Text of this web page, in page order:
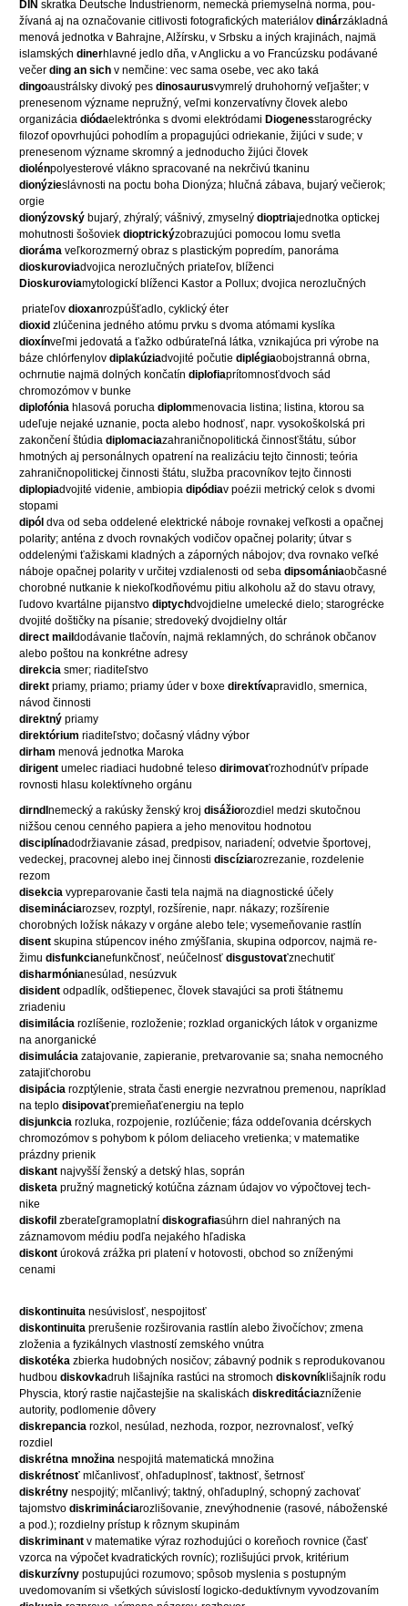
DIN skratka Deutsche Industrienorm, nemecká priemyselná norma, pou-
žívaná aj na označovanie citlivosti fotografických materiálov dinárzákladná
menová jednotka v Bahrajne, Alžírsku, v Srbsku a iných krajinách, najmä
islamských dinerhlavné jedlo dňa, v Anglicku a vo Francúzsku podávané
večer ding an sich v nemčine: vec sama osebe, vec ako taká
dingoaustrálsky divoký pes dinosaurusvymrelý druhohorný veľjašter; v
prenesenom význame nepružný, veľmi konzervatívny človek alebo
organizácia diódaelektrónka s dvomi elektródami Diogenesstarogrécky
filozof opovrhujúci pohodlím a propagujúci odriekanie, žijúci v sude; v
prenesenom význame skromný a jednoducho žijúci človek
diolénpolyesterové vlákno spracované na nekrčivú tkaninu
dionýzieslávnosti na poctu boha Dionýza; hlučná zábava, bujarý večierok;
orgie
dionýzovský bujarý, zhýralý; vášnivý, zmyselný dioptriajednotka optickej
mohutnosti šošoviek dioptrickýzobrazujúci pomocou lomu svetla
dioráma veľkorozmerný obraz s plastickým popredím, panoráma
dioskuroviadvojica nerozlučných priateľov, blíženci
Dioskuroviamytologickí blíženci Kastor a Pollux; dvojica nerozlučných
priateľov dioxanrozpúšťadlo, cyklický éter
dioxid zlúčenina jedného atómu prvku s dvoma atómami kyslíka
dioxínveľmi jedovatá a ťažko odbúrateľná látka, vznikajúca pri výrobe na
báze chlórfenylov diplakúziadvojité počutie diplégiaobojstranná obrna,
ochrnutie najmä dolných končatín diplofiaprítomnosťdvoch sád
chromozómov v bunke
diplofónia hlasová porucha diplommenovacia listina; listina, ktorou sa
udeľuje nejaké uznanie, pocta alebo hodnosť, napr. vysokoškolská pri
zakončení štúdia diplomaciazahraničnopolitická činnosťštátu, súbor
hmotných aj personálnych opatrení na realizáciu tejto činnosti; teória
zahraničnopolitickej činnosti štátu, služba pracovníkov tejto činnosti
diplopiadvojité videnie, ambiopia dipódiav poézii metrický celok s dvomi
stopami
dipól dva od seba oddelené elektrické náboje rovnakej veľkosti a opačnej
polarity; anténa z dvoch rovnakých vodičov opačnej polarity; útvar s
oddelenými ťažiskami kladných a záporných nábojov; dva rovnako veľké
náboje opačnej polarity v určitej vzdialenosti od seba dipsomániaobčasné
chorobné nutkanie k niekoľkodňovému pitiu alkoholu až do stavu otravy,
ľudovo kvartálne pijanstvo diptychdvojdielne umelecké dielo; starogrécke
dvojité doštičky na písanie; stredoveký dvojdielny oltár
direct mail dodávanie tlačovín, najmä reklamných, do schránok občanov
alebo poštou na konkrétne adresy
direkcia smer; riaditeľstvo
direkt priamy, priamo; priamy úder v boxe direktívapravidlo, smernica,
návod činnosti
direktný priamy
direktórium riaditeľstvo; dočasný vládny výbor
dirham menová jednotka Maroka
dirigent umelec riadiaci hudobné teleso dirimovaťrozhodnúťv prípade
rovnosti hlasu kolektívneho orgánu
dirndl nemecký a rakúsky ženský kroj disážiorozdiel medzi skutočnou
nižšou cenou cenného papiera a jeho menovitou hodnotou
disciplínadodržiavanie zásad, predpisov, nariadení; odvetvie športovej,
vedeckej, pracovnej alebo inej činnosti discíziarozrezanie, rozdelenie
rezom
disekcia vypreparovanie časti tela najmä na diagnostické účely
disemináciarozsev, rozptyl, rozšírenie, napr. nákazy; rozšírenie
chorobných ložísk nákazy v orgáne alebo tele; vysemeňovanie rastlín
disent skupina stúpencov iného zmýšľania, skupina odporcov, najmä re-
žimu disfunkcianefunkčnosť, neúčelnosť disgustovaťznechutiť
disharmónianesúlad, nesúzvuk
disident odpadlík, odštiepenec, človek stavajúci sa proti štátnemu
zriadeniu
disimilácia rozlíšenie, rozloženie; rozklad organických látok v organizme
na anorganické
disimulácia zatajovanie, zapieranie, pretvarovanie sa; snaha nemocného
zatajiťchorobu
disipácia rozptýlenie, strata časti energie nezvratnou premenou, napríklad
na teplo disipovaťpremieňaťenergiu na teplo
disjunkcia rozluka, rozpojenie, rozlúčenie; fáza oddeľovania dcérskych
chromozómov s pohybom k pólom deliaceho vretienka; v matematike
prázdny prienik
diskant najvyšší ženský a detský hlas, soprán
disketa pružný magnetický kotúčna záznam údajov vo výpočtovej tech-
nike
diskofil zberateľgramoplatní diskografiasúhrn diel nahraných na
záznamovom médiu podľa nejakého hľadiska
diskont úroková zrážka pri platení v hotovosti, obchod so zníženými
cenami
diskontinuita nesúvislosť, nespojitosť
diskontinuita prerušenie rozširovania rastlín alebo živočíchov; zmena
zloženia a fyzikálnych vlastností zemského vnútra
diskotéka zbierka hudobných nosičov; zábavný podnik s reprodukovanou
hudbou diskovkadruh lišajníka rastúci na stromoch diskovník lišajník rodu
Physcia, ktorý rastie najčastejšie na skaliskách diskreditáciazníženie
autority, podlomenie dôvery
diskrepancia rozkol, nesúlad, nezhoda, rozpor, nezrovnalosť, veľký
rozdiel
diskrétna množina nespojitá matematická množina
diskrétnosť mlčanlivosť, ohľaduplnosť, taktnosť, šetrnosť
diskrétny nespojitý; mlčanlivý; taktný, ohľaduplný, schopný zachovať
tajomstvo diskrimináciarozlišovanie, znevýhodnenie (rasové, náboženské
a pod.); rozdielny prístup k rôznym skupinám
diskriminant v matematike výraz rozhodujúci o koreňoch rovnice (časť
vzorca na výpočet kvadratických rovníc); rozlišujúci prvok, kritérium
diskurzívny postupujúci rozumovo; spôsob myslenia s postupným
uvedomovaním si všetkých súvislostí logicko-deduktívnym vyvodzovaním